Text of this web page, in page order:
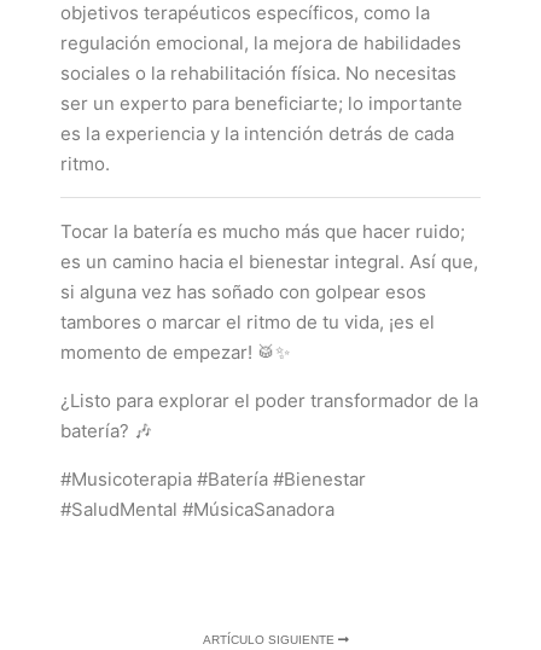
objetivos terapéuticos específicos, como la
regulación emocional, la mejora de habilidades
sociales o la rehabilitación física. No necesitas
ser un experto para beneficiarte; lo importante
es la experiencia y la intención detrás de cada
ritmo.
Tocar la batería es mucho más que hacer ruido;
es un camino hacia el bienestar integral. Así que,
si alguna vez has soñado con golpear esos
tambores o marcar el ritmo de tu vida, ¡es el
momento de empezar! 🥁✨
¿Listo para explorar el poder transformador de la
batería? 🎶
#Musicoterapia #Batería #Bienestar
#SaludMental #MúsicaSanadora
ARTÍCULO SIGUIENTE